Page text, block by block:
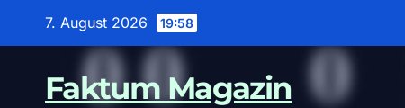
7. August 2026 19:58
Faktum Magazin